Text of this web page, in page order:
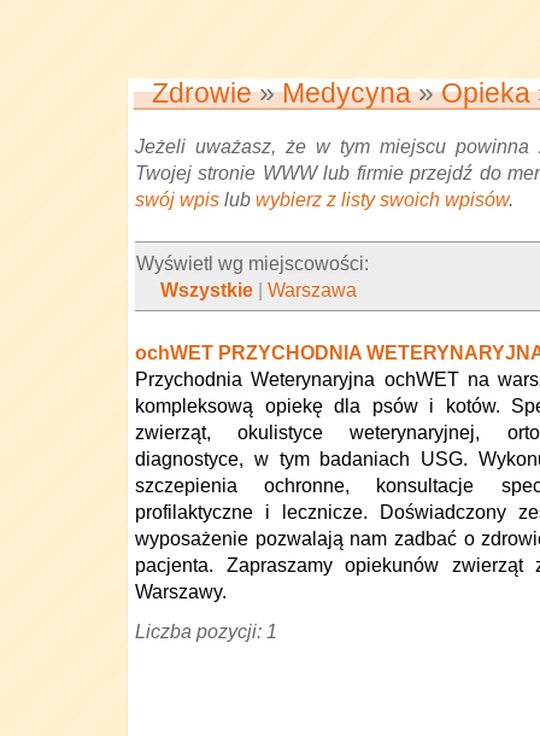
Zdrowie»Medycyna»Opieka
Jeżeli uważasz, że w tym miejscu powinna
Twojej stronie WWW lub firmie przejdź do
swój wpis lub wybierz z listy swoich wpisów.
Wyświetl wg miejscowości:
Wszystkie |Warszawa
ochWET PRZYCHODNIA
Przychodnia Weterynaryjna ochWET na
kompleksową opiekę dla psów i kotów.
zwierząt, okulistyce weterynaryjnej,
diagnostyce, w tym badaniach USG.
szczepienia ochronne, konsultacje
profilaktyczne i lecznicze. Doświadczony
wyposażenie pozwalają nam zadbać o
pacjenta. Zapraszamy opiekunów
Warszawy.
Liczba pozycji: 1